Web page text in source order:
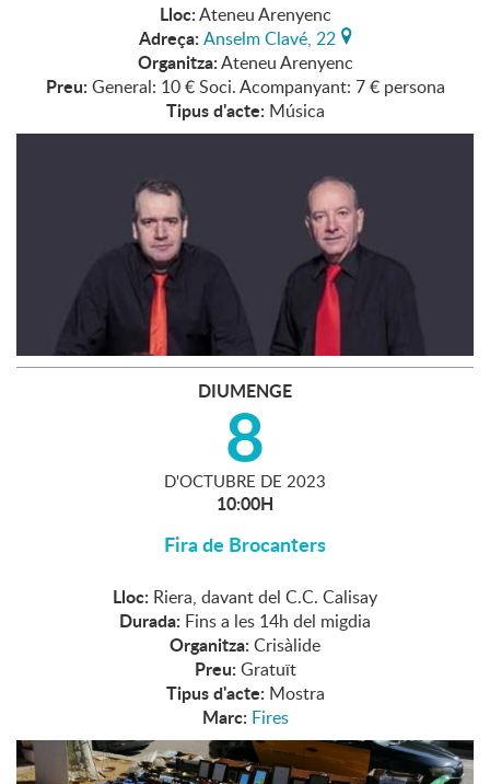
Lloc:Ateneu Arenyenc
Adreça: Anselm Clavé, 22
Organitza:Ateneu Arenyenc
Preu: General: 10 € Soci. Acompanyant: 7 € persona
Tipus d'acte: Música
DIUMENGE
8
D'OCTUBRE DE 2023
10:00H
Fira de Brocanters
Lloc: Riera, davant del C.C. Calisay
Durada: Fins a les 14h del migdia
Organitza: Crisàlide
Preu: Gratuït
Tipus d'acte: Mostra
Marc: Fires